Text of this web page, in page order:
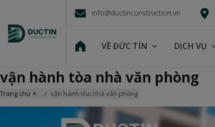
info@ductinconstruction.vn
VỀ ĐỨC TÍN DỊCH VỤ
vận hành tòa nhà văn phòng
Trang chủ vận hành tòa nhà văn phòng